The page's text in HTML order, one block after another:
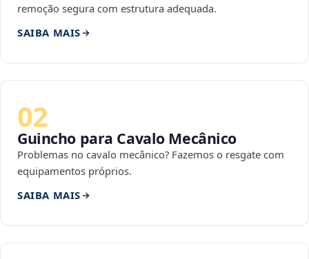
remoção segura com estrutura adequada.
SAIBA MAIS
02
Guincho para Cavalo Mecânico
Problemas no cavalo mecânico? Fazemos o resgate com
equipamentos próprios.
SAIBA MAIS